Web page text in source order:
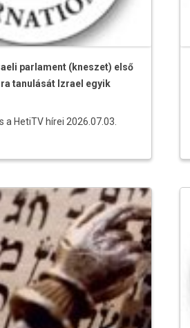
parlament (kneszet) első
tanulását Izrael egyik
a HetiTV hírei 2026.07.03.